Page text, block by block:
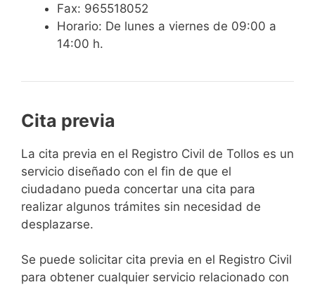
Fax: 965518052
Horario: De lunes a viernes de 09:00 a
14:00 h.
Cita previa
​​​​​​​​​​​​​​​​​​​​​​​​​​​​La cita previa en el Registro Civil de Tollos es un
servicio diseñado con el fin de que el
ciudadano pueda concertar una cita para
realizar algunos trámites sin necesidad de
desplazarse.​
Se puede solicitar cita previa en el Registro Civil
para obtener cualquier servicio relacionado con